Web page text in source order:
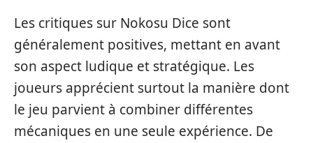
Les critiques sur Nokosu Dice sont
généralement positives, mettant en avant
son aspect ludique et stratégique. Les
joueurs apprécient surtout la manière dont
le jeu parvient à combiner différentes
mécaniques en une seule expérience. De